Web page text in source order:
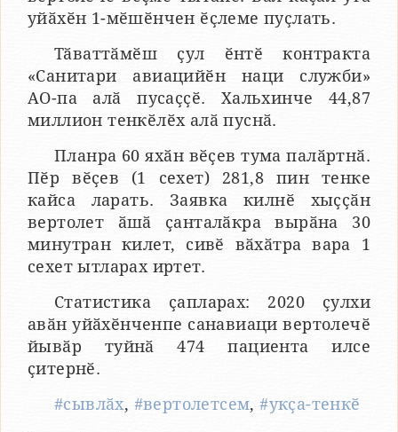
уйӑхӗн 1-мӗшӗнчен ӗҫлеме пуҫлать.
Тӑваттӑмӗш ҫул ӗнтӗ контракта
«Санитари авиацийӗн наци служби»
АО-па алӑ пусаҫҫӗ. Хальхинче 44,87
миллион тенкӗлӗх алӑ пуснӑ.
Планра 60 яхӑн вӗҫев тума палӑртнӑ.
Пӗр вӗҫев (1 сехет) 281,8 пин тенке
кайса ларать. Заявка килнӗ хыҫҫӑн
вертолет ӑшӑ ҫанталӑкра вырӑна 30
минутран килет, сивӗ вӑхӑтра вара 1
сехет ытларах иртет.
Статистика ҫапларах: 2020 ҫулхи
авӑн уйӑхӗнченпе санавиаци вертолечӗ
йывӑр туйнӑ 474 пациента илсе
ҫитернӗ.
#сывлӑх, #вертолетсем,#укҫа-тенкӗ